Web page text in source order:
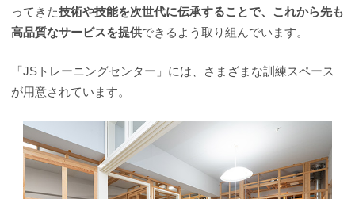
ってきた技術や技能を次世代に伝承することで、これから先も
高品質なサービスを提供できるよう取り組んでいます。
「JSトレーニングセンター」には、さまざまな訓練スペース
が用意されています。